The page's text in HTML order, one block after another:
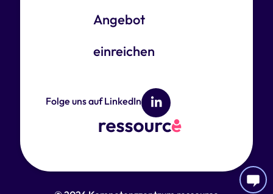
Angebot
einreichen
Folge uns auf LinkedIn